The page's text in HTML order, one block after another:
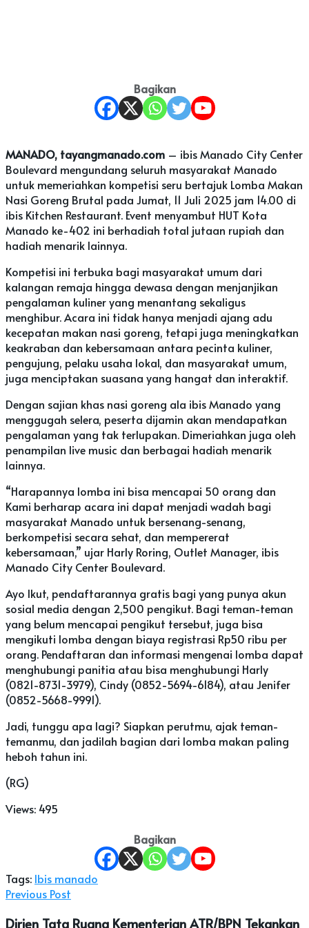
Bagikan
MANADO, tayangmanado.com – ibis Manado City Center
Boulevard mengundang seluruh masyarakat Manado
untuk memeriahkan kompetisi seru bertajuk Lomba Makan
Nasi Goreng Brutal pada Jumat, 11 Juli 2025 jam 14.00 di
ibis Kitchen Restaurant. Event menyambut HUT Kota
Manado ke-402 ini berhadiah total jutaan rupiah dan
hadiah menarik lainnya.
Kompetisi ini terbuka bagi masyarakat umum dari
kalangan remaja hingga dewasa dengan menjanjikan
pengalaman kuliner yang menantang sekaligus
menghibur. Acara ini tidak hanya menjadi ajang adu
kecepatan makan nasi goreng, tetapi juga meningkatkan
keakraban dan kebersamaan antara pecinta kuliner,
pengujung, pelaku usaha lokal, dan masyarakat umum,
juga menciptakan suasana yang hangat dan interaktif.
Dengan sajian khas nasi goreng ala ibis Manado yang
menggugah selera, peserta dijamin akan mendapatkan
pengalaman yang tak terlupakan. Dimeriahkan juga oleh
penampilan live music dan berbagai hadiah menarik
lainnya.
“Harapannya lomba ini bisa mencapai 50 orang dan
Kami berharap acara ini dapat menjadi wadah bagi
masyarakat Manado untuk bersenang-senang,
berkompetisi secara sehat, dan mempererat
kebersamaan,” ujar Harly Roring, Outlet Manager, ibis
Manado City Center Boulevard.
Ayo Ikut, pendaftarannya gratis bagi yang punya akun
sosial media dengan 2,500 pengikut. Bagi teman-teman
yang belum mencapai pengikut tersebut, juga bisa
mengikuti lomba dengan biaya registrasi Rp50 ribu per
orang. Pendaftaran dan informasi mengenai lomba dapat
menghubungi panitia atau bisa menghubungi Harly
(0821-8731-3979), Cindy (0852-5694-6184), atau Jenifer
(0852-5668-9991).
Jadi, tunggu apa lagi? Siapkan perutmu, ajak teman-
temanmu, dan jadilah bagian dari lomba makan paling
heboh tahun ini.
(RG)
Views:495
Bagikan
Tags: Ibis manado
Previous Post
Dirjen Tata Ruang Kementerian ATR/BPN Tekankan